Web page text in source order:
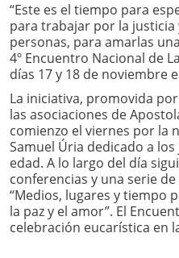
“Este es el tiempo para
para trabajar por la justicia
personas, para amarlas
4º Encuentro Nacional de
días 17 y 18 de noviembre
La iniciativa, promovida
las asociaciones de
comienzo el viernes por la
Samuel Úria dedicado a
edad. A lo largo del día
conferencias y una serie
“Medios, lugares y tiempo
la paz y el amor”. El
celebración eucarística en